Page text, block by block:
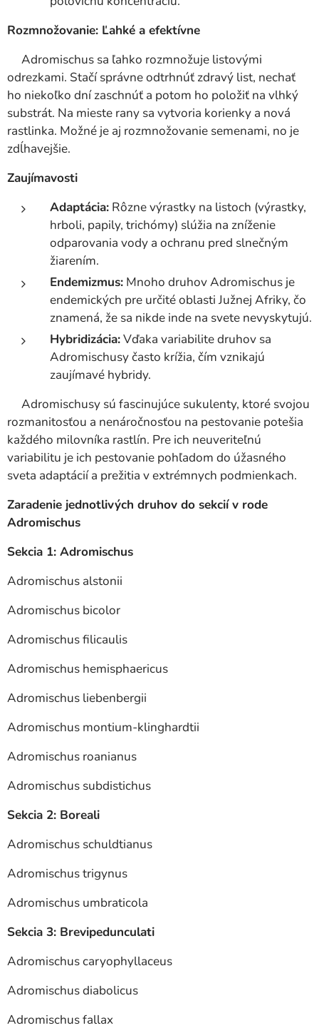
Rozmnožovanie: Ľahké a efektívne
Adromischus sa ľahko rozmnožuje listovými
odrezkami. Stačí správne odtrhnúť zdravý list, nechať
ho niekoľko dní zaschnúť a potom ho položiť na vlhký
substrát. Na mieste rany sa vytvoria korienky a nová
rastlinka. Možné je aj rozmnožovanie semenami, no je
zdĺhavejšie.
Zaujímavosti
Adaptácia: Rôzne výrastky na listoch (výrastky,
hrboli, papily, trichómy) slúžia na zníženie
odparovania vody a ochranu pred slnečným
žiarením.
Endemizmus: Mnoho druhov Adromischus je
endemických pre určité oblasti Južnej Afriky, čo
znamená, že sa nikde inde na svete nevyskytujú.
Hybridizácia:Vďaka variabilite druhov sa
Adromischusy často krížia, čím vznikajú
zaujímavé hybridy.
Adromischusy sú fascinujúce sukulenty, ktoré svojou
rozmanitosťou a nenáročnosťou na pestovanie potešia
každého milovníka rastlín. Pre ich neuveriteľnú
variabilitu je ich pestovanie pohľadom do úžasného
sveta adaptácií a prežitia v extrémnych podmienkach.
Zaradenie jednotlivých druhov do sekcií v rode
Adromischus
Sekcia 1: Adromischus
Adromischus alstonii
Adromischus bicolor
Adromischus filicaulis
Adromischus hemisphaericus
Adromischus liebenbergii
Adromischus montium-klinghardtii
Adromischus roanianus
Adromischus subdistichus
Sekcia 2: Boreali
Adromischus schuldtianus
Adromischus trigynus
Adromischus umbraticola
Sekcia 3: Brevipedunculati
Adromischus caryophyllaceus
Adromischus diabolicus
Adromischus fallax